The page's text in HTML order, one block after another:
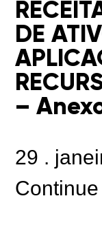
DE
–
29 .